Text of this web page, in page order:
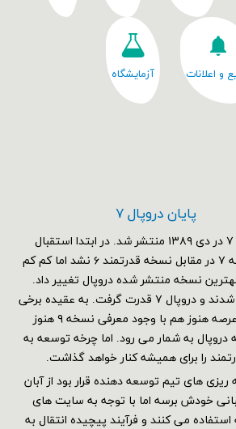
و اعلانات آزمایشگاه
پایان دروپال ۷
اولین نسخه دروپال ۷ در دی ۱۳۸۹ منتشر شد. در ابتدا استقبال
چندانی نسبت به نسخه ۷ در مقابل نسخه قدرتمند ۶ نشد اما کم کم
به بهترین نسخه منتشر شده دروپال تغییر داد.
ماژول ها کم کم سازگار شدند و دروپال ۷ قدرت گرفت. به عقیده برخی
از صاحب نظران این عرصه هنوز هم با وجود معرفی نسخه ۹ هنوز
دروپال به شمار می رود. اما چرخه توسعه به
را برای همیشه کنار خواهد گذاشت.
برنامه ریزی های تیم توسعه دهنده قرار بود از آبان
خودش برسه اما با توجه به سایت های
می کنند و فرآیند پیچیده انتقال به